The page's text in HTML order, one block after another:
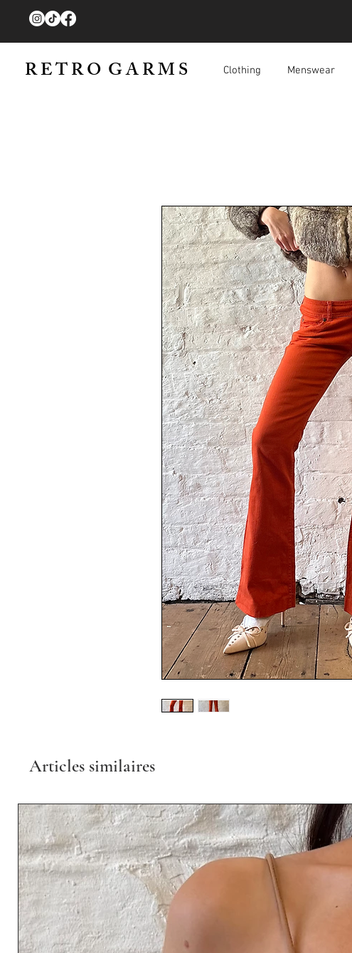
R E T R O G A R M S Clothing Menswear
Articles similaires